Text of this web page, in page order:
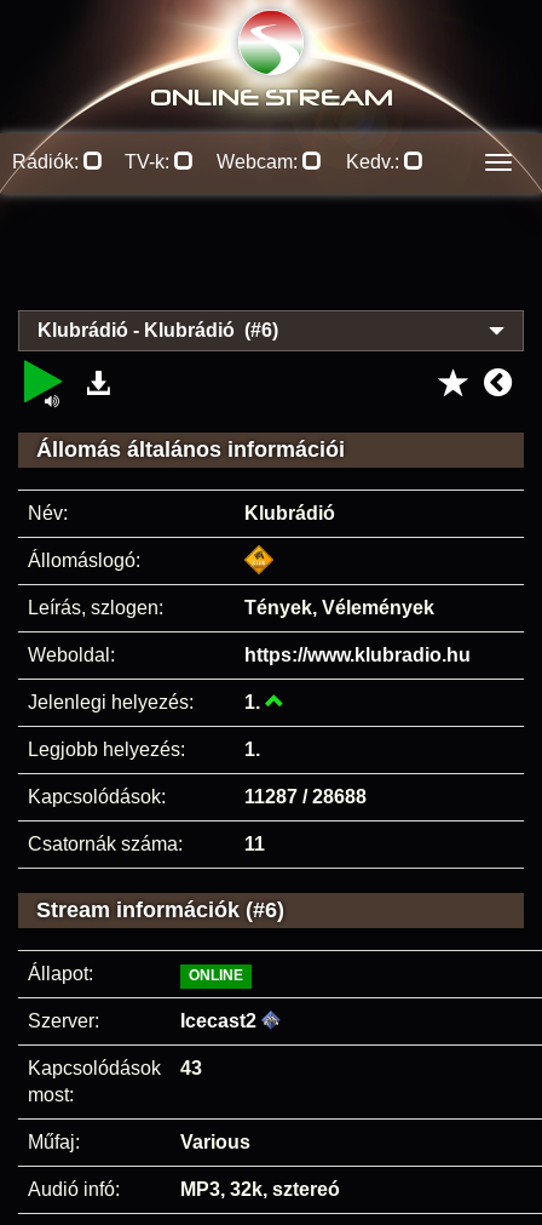
ONLINE STREAM
Rádiók: TV-k: Webcam: Kedv.:
Klubrádió - Klubrádió (#6)
Állomás általános információi
Név: Klubrádió
Állomáslogó:
Leírás, szlogen: Tények, Vélemények
Weboldal: https://www.klubradio.hu
Jelenlegi helyezés: 1.
Legjobb helyezés: 1.
Kapcsolódások: 11287 / 28688
Csatornák száma: 11
Stream információk (#6)
Állapot: ONLINE
Szerver: Icecast2
Kapcsolódások
most:
43
Műfaj: Various
Audió infó: MP3, 32k, sztereó